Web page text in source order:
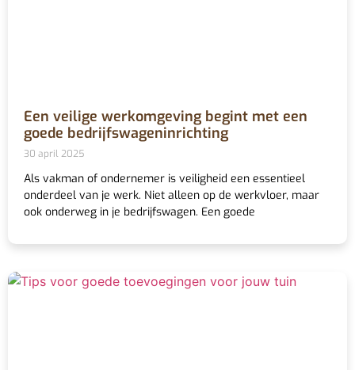
Een veilige werkomgeving begint met een
goede bedrijfswageninrichting
30 april 2025
Als vakman of ondernemer is veiligheid een essentieel
onderdeel van je werk. Niet alleen op de werkvloer, maar
ook onderweg in je bedrijfswagen. Een goede